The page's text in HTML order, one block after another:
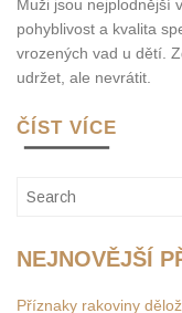
Muži jsou nejplodnější
pohyblivost a kvalita
vrozených vad u dětí.
udržet, ale nevrátit.
ČÍST VÍCE
NEJNOVĚJŠÍ
Příznaky rakoviny